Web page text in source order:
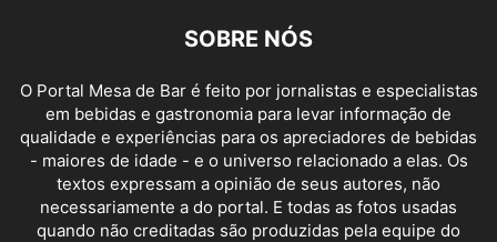
SOBRE NÓS
O Portal Mesa de Bar é feito por jornalistas e especialistas
em bebidas e gastronomia para levar informação de
qualidade e experiências para os apreciadores de bebidas
- maiores de idade - e o universo relacionado a elas. Os
textos expressam a opinião de seus autores, não
necessariamente a do portal. E todas as fotos usadas
quando não creditadas são produzidas pela equipe do